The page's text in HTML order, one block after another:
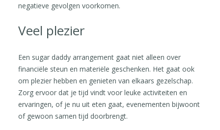
negatieve gevolgen voorkomen.
Veel plezier
Een sugar daddy arrangement gaat niet alleen over
financiële steun en materiële geschenken. Het gaat ook
om plezier hebben en genieten van elkaars gezelschap.
Zorg ervoor dat je tijd vindt voor leuke activiteiten en
ervaringen, of je nu uit eten gaat, evenementen bijwoont
of gewoon samen tijd doorbrengt.